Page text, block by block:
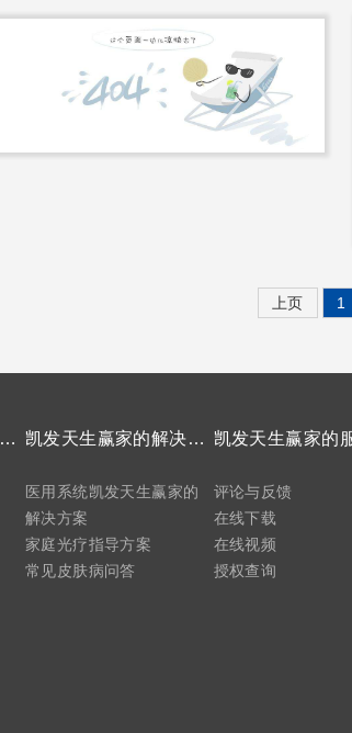
上页 1
凯发天生赢家的产品中心 凯发天生赢家的解决方案
医用系统凯发天生赢家的
解决方案
家庭光疗指导方案
常见皮肤病问答
评论与反馈
在线下载
在线视频
授权查询